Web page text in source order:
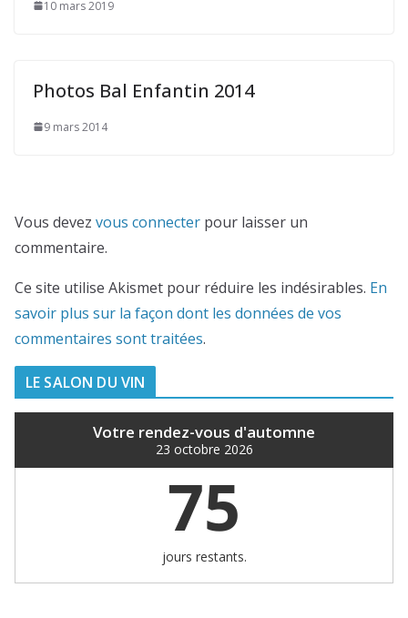
10 mars 2019
Photos Bal Enfantin 2014
9 mars 2014
Vous devez vous connecter pour laisser un
commentaire.
Ce site utilise Akismet pour réduire les indésirables. En
savoir plus sur la façon dont les données de vos
commentaires sont traitées.
LE SALON DU VIN
Votre rendez-vous d'automne
23 octobre 2026
75
jours restants.